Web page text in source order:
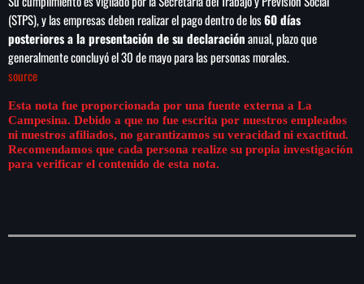
(STPS), y las empresas deben realizar el pago dentro de los60 días
posteriores a la presentación de su declaraciónanual, plazo que
generalmente concluyó el 30 de mayo para las personas morales.
source
Esta nota fue proporcionada por una fuente externa a La
Campesina. Debido a que no fue escrita por nuestros empleados
ni nuestros afiliados, no garantizamos su veracidad ni exactitud.
Recomendamos que cada persona realize su propia investigación
para verificar el contenido de esta nota.